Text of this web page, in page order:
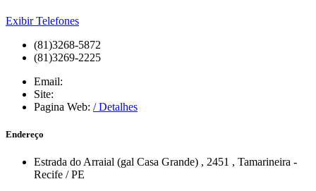
Exibir Telefones
(81)3268-5872
(81)3269-2225
Email:
Site:
Pagina Web: / Detalhes
Endereço
Estrada do Arraial (gal Casa Grande) , 2451 , Tamarineira -
Recife /PE